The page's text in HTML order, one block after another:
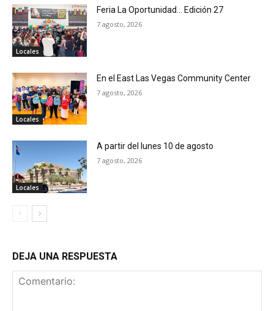
Locales
Feria La Oportunidad… Edición 27
7 agosto, 2026
Locales
En el East Las Vegas Community Center
7 agosto, 2026
Locales
A partir del lunes 10 de agosto
7 agosto, 2026
DEJA UNA RESPUESTA